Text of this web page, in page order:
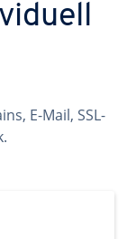
E-Mail, SSL-